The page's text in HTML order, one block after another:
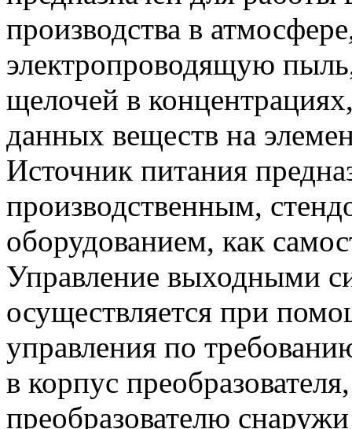
производства в
электропроводящую
щелочей в
данных веществ на
Источник питания
производственным,
оборудованием, как
Управление выходными
осуществляется при
управления по
в корпус
преобразователю